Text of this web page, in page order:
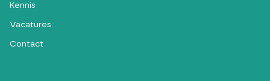
Kennis
Vacatures
Contact